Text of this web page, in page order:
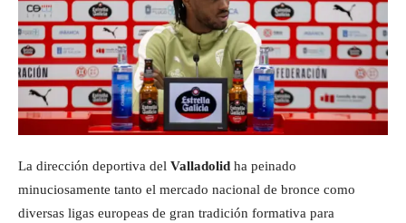
La dirección deportiva del Valladolid ha peinado
minuciosamente tanto el mercado nacional de bronce como
diversas ligas europeas de gran tradición formativa para